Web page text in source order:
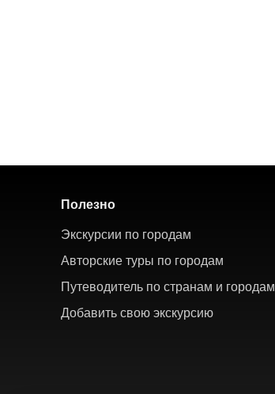
Полезно
Экскурсии по городам
Авторские туры по городам
Путеводитель по странам и городам
Добавить свою экскурсию